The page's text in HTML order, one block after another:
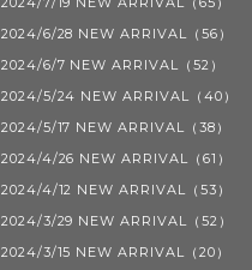
2024/6/28 NEW ARRIVAL（56）
2024/6/7 NEW ARRIVAL（52）
2024/5/24 NEW ARRIVAL（40）
2024/5/17 NEW ARRIVAL（38）
2024/4/26 NEW ARRIVAL（61）
2024/4/12 NEW ARRIVAL（53）
2024/3/29 NEW ARRIVAL（52）
2024/3/15 NEW ARRIVAL（20）